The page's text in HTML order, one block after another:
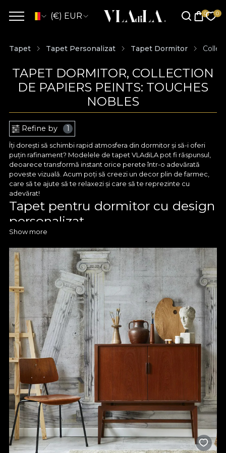
(€) EUR
Tapet Tapet Personalizat Tapet Dormitor
TAPET DORMITOR, COLLECTION
DE PAPIERS PEINTS: TOUCHES
NOBLES
Refine by 1
Îți dorești să schimbi rapid atmosfera din dormitor și să-i oferi
puțin rafinament? Modelele de tapet VLAdiLA pot fi răspunsul,
deoarece transformă instant orice perete într-o adevărată
poveste vizuală. Acum poți să creezi un decor plin de farmec,
care să te ajute să te relaxezi și care să te reprezinte cu
adevărat!
Tapet pentru dormitor cu design
personalizat
o poveste unică prin fiecare culoare și detaliu, atunci merită să
descoperi colecțiile noastre de tapete pentru dormitor. Acum,
ai ocazia să-ți exprimi creativitatea și să creezi un ambient care
să surprindă ceea ce îți dorești. La VLAdiLA poți descoperi
numeroase opțiuni care se potrivesc cu diferite design-uri și ai
sprijinul nostru pentru a putea alege un model de poveste, de
care te vei bucura în fiecare zi. Un simplu tapet în dormitor
poate face diferența, așa că poți miza pe imprimeuri discrete,
în nuanțe neutre, dacă îți dorești un spațiu calm, relaxant, sau
poți opta pentru modele spectaculoase, dacă vrei să transformi
complet încăperea. Tu decizi!
Alege tapetul premium VLAdiLA
pentru un dormitor cu design
elegant
Orice tapet de dormitor pe care îl găsești la noi este proiectat
să reziste în timp, iar culorile și formele își păstrează
intensitatea, chiar și după mulți ani de utilizare. Pentru tine,
acest lucru înseamnă o investiție sigură și un decor care nu se
demodează. Mai mult, acum ai ocazia de a alege textura
Show more